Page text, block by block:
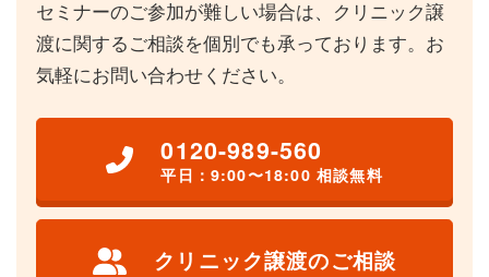
セミナーのご参加が難しい場合は、クリニック譲
渡に関するご相談を個別でも承っております。お
気軽にお問い合わせください。
0120-989-560
平日：9:00〜18:00 相談無料
クリニック譲渡のご相談